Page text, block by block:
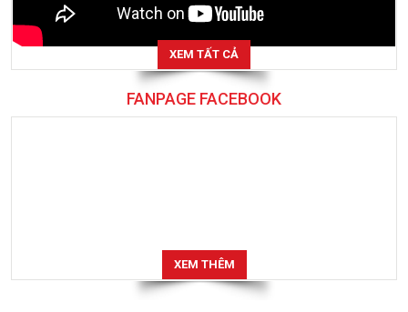
XEM TẤT CẢ
FANPAGE FACEBOOK
XEM THÊM